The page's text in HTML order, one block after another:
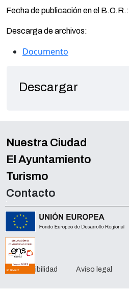
Fecha de publicación en el B.O.R.:
Descarga de archivos:
Documento
Descargar
Nuestra Ciudad
El Ayuntamiento
Turismo
Contacto
Accesibilidad Aviso legal